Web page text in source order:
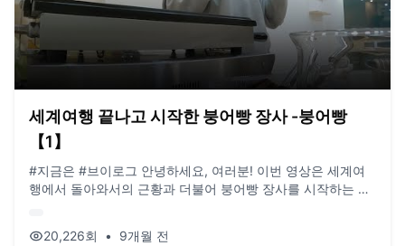
세계여행 끝나고 시작한 붕어빵 장사 -붕어빵
【1】
#지금은 #브이로그 안녕하세요, 여러분! 이번 영상은 세계여
행에서 돌아와서의 근황과 더불어 붕어빵 장사를 시작하는 여
넣지 못했네요 😅 그래도 앞으로는 꾸준히 찍어놓았으니 세계
20,226회 • 9개월 전